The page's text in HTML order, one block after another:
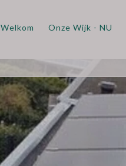
Welkom Onze Wijk - NU